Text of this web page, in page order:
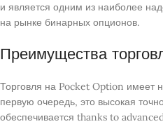
и является одним из наиболее
на рынке бинарных опционов.
Преимущества
Торговля на Pocket Option имеет
первую очередь, это высокая
обеспечивается thanks to